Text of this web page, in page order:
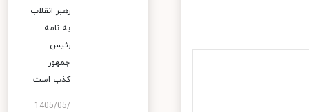
رهبر انقلاب
به نامه
رئیس
جمهور
کذب است
1405/05/